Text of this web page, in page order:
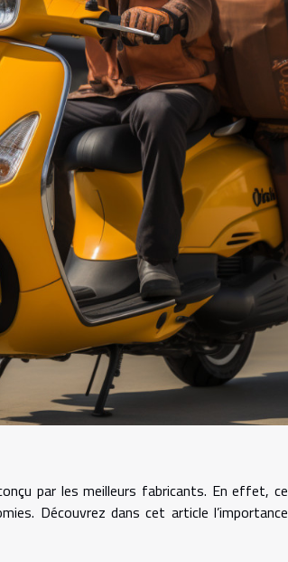
par les meilleurs fabricants. En effet, ce
Découvrez dans cet article l’importance